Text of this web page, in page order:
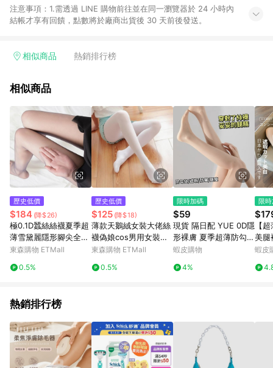
注意事項：1.需透過 LINE 購物前往並在同一瀏覽器於 24 小時內
結帳才享有回饋，點數將於廠商出貨後 30 天前後發送。
相似商品 熱銷排行榜
相似商品
歷史低價
$184 (降$26)
極0.1D蠶絲絲襪夏季超
薄雪黛麗隱形腳尖全透
明連褲襪性感肌膚紋理
東森購物 ETMall
0.5%
歷史低價
$125 (降$18)
薄款天鵝絨女裝大佬絲
襪偽娘cos男用女裝大
佬性感大碼變裝連褲襪
東森購物 ETMall
0.5%
限時加碼
$59
現貨 隔日配 YUE 0D隱
形裸膚 夏季超薄防勾絲
菠蘿襪 逼真偽素腿 不
襪 庫柏醬萌選
蝦皮購物
4%
限
【
美腿
高透
蝦皮
熱銷排行榜